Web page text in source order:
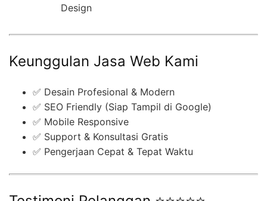
Design
Keunggulan Jasa Web Kami
✅ Desain Profesional & Modern
✅ SEO Friendly (Siap Tampil di Google)
✅ Mobile Responsive
✅ Support & Konsultasi Gratis
✅ Pengerjaan Cepat & Tepat Waktu